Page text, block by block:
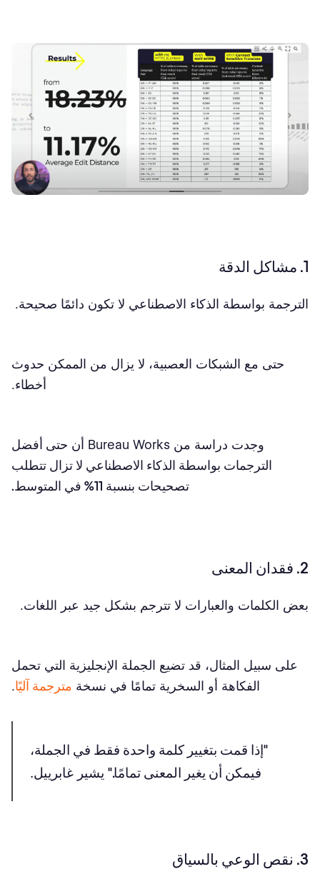
1. مشاكل الدقة
الترجمة بواسطة الذكاء الاصطناعي لا تكون دائمًا صحيحة.
حتى مع الشبكات العصبية، لا يزال من الممكن حدوث
أخطاء.
وجدت دراسة من Bureau Works أن
حتى أفضل
الترجمات بواسطة الذكاء الاصطناعي لا تزال تتطلب
تصحيحات بنسبة 11% في المتوسط.
2. فقدان المعنى
بعض الكلمات والعبارات لا تترجم بشكل جيد عبر اللغات.
على سبيل المثال، قد تضيع الجملة الإنجليزية التي تحمل
الفكاهة أو السخرية تمامًا في نسخة مترجمة آليًا.
"إذا قمت بتغيير كلمة واحدة فقط في الجملة،
فيمكن أن يغير المعنى تمامًا." يشير غابرييل.
3. نقص الوعي بالسياق